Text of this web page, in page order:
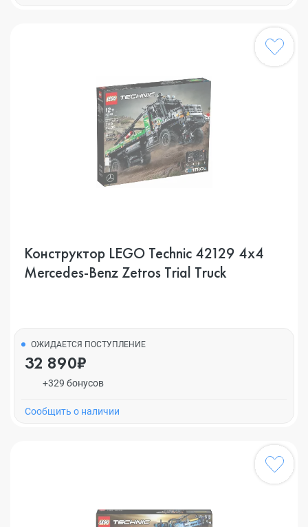
Конструктор LEGO Technic 42129 4x4
Mercedes-Benz Zetros Trial Truck
ОЖИДАЕТСЯ ПОСТУПЛЕНИЕ
32 890₽
+329 бонусов
Cообщить о наличии